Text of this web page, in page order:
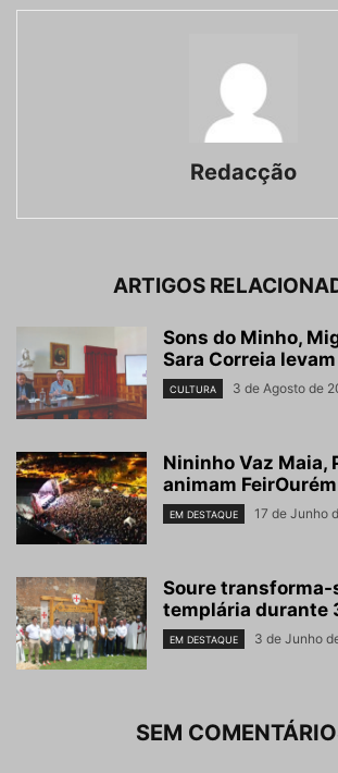
Redacção
ARTIGOS
Sons do Minho,
Sara Correia
CULTURA 3 de Agosto de
Nininho Vaz Maia,
animam FeirOurém
EM DESTAQUE 17 de Junho
Soure transforma-
templária durante
EM DESTAQUE 3 de Junho
SEM